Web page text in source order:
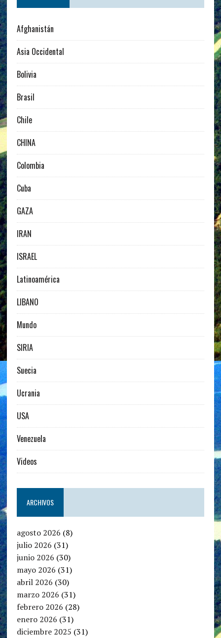
Afghanistán
Asia Occidental
Bolivia
Brasil
Chile
CHINA
Colombia
Cuba
GAZA
IRAN
ISRAEL
Latinoamérica
LIBANO
Mundo
SIRIA
Suecia
Ucrania
USA
Venezuela
Videos
ARCHIVOS
agosto 2026 (8)
julio 2026 (31)
junio 2026 (30)
mayo 2026 (31)
abril 2026 (30)
marzo 2026 (31)
febrero 2026 (28)
enero 2026 (31)
diciembre 2025 (31)